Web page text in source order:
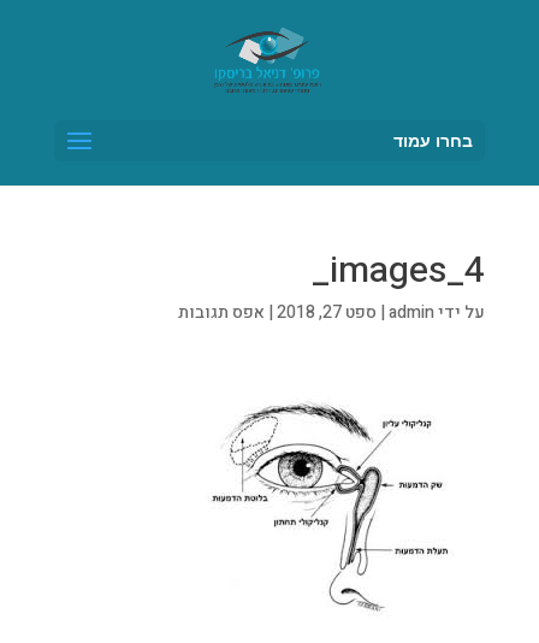
בחרו עמוד
images_4_
על ידיadmin
| ספט 27, 2018 | אפס תגובות